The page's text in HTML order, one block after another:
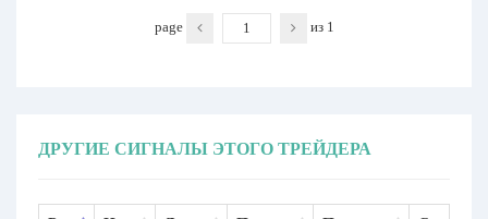
page из 1
ДРУГИЕ СИГНАЛЫ ЭТОГО ТРЕЙДЕРА